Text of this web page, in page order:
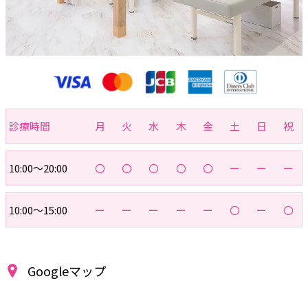
診療時間 月 火 水 木 金 土 日 祝
10:00～20:00 〇 〇 〇 〇 〇 ー ー ー
10:00～15:00 ー ー ー ー ー 〇 ー 〇
Googleマップ